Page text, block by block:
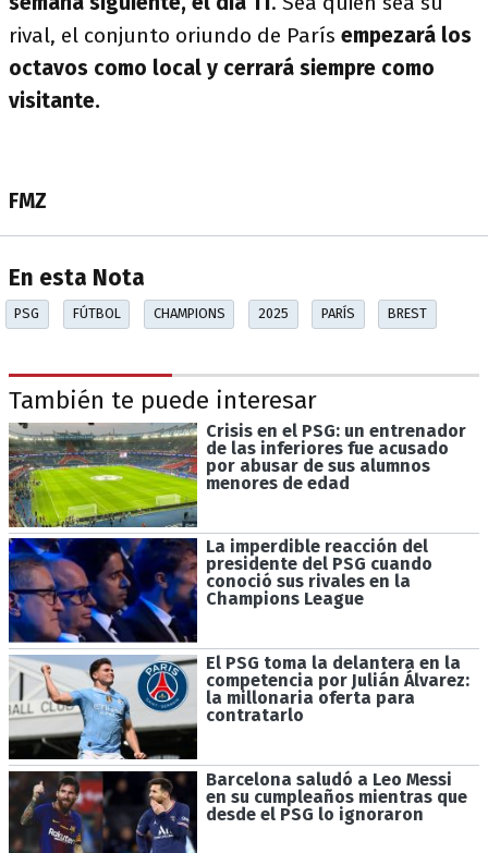
rival, el conjunto oriundo de París empezará los
octavos como local y cerrará siempre como
visitante.
FMZ
En esta Nota
PSG FÚTBOL CHAMPIONS 2025 PARÍS BREST
También te puede interesar
Crisis en el PSG: un entrenador
de las inferiores fue acusado
por abusar de sus alumnos
menores de edad
La imperdible reacción del
presidente del PSG cuando
conoció sus rivales en la
Champions League
El PSG toma la delantera en la
competencia por Julián Álvarez:
la millonaria oferta para
contratarlo
Barcelona saludó a Leo Messi
en su cumpleaños mientras que
desde el PSG lo ignoraron